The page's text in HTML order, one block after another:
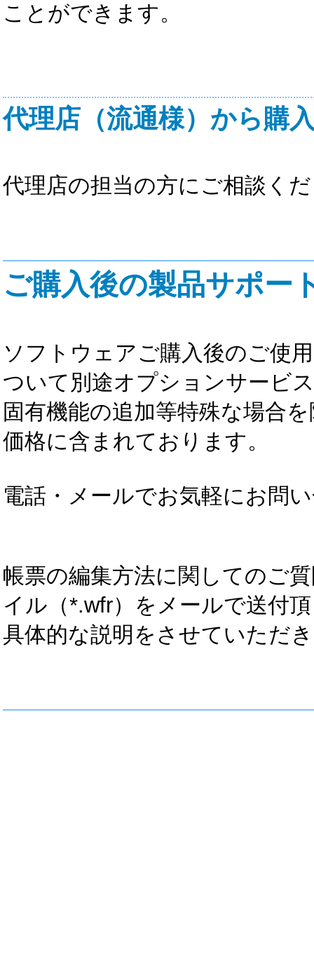
ことができます。
代理店（流通様）から購
代理店の担当の方にご相談く
ご購入後の製品サポー
ソフトウェアご購入後のご使
ついて別途オプションサービ
固有機能の追加等特殊な場合
価格に含まれております。
電話・メールでお気軽にお問
帳票の編集方法に関してのご
イル（*.wfr）をメールで送付
具体的な説明をさせていただ